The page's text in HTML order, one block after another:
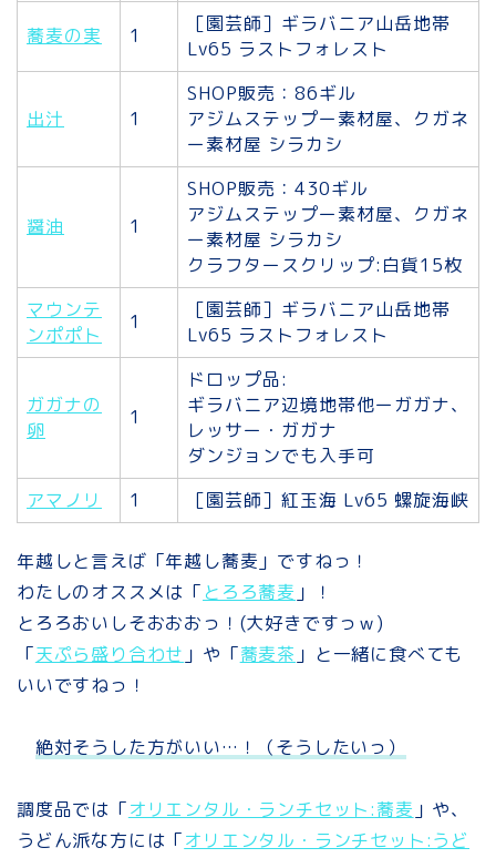
蕎麦の実 1
［園芸師］ギラバニア山岳地帯
Lv65 ラストフォレスト
出汁 1
SHOP販売：86ギル
アジムステップー素材屋、クガネ
ー素材屋 シラカシ
醤油 1
SHOP販売：430ギル
アジムステップー素材屋、クガネ
ー素材屋 シラカシ
クラフタースクリップ:白貨15枚
マウンテ
ンポポト
1
［園芸師］ギラバニア山岳地帯
Lv65 ラストフォレスト
ガガナの
卵
1
ドロップ品:
ギラバニア辺境地帯他ーガガナ、
レッサー・ガガナ
ダンジョンでも入手可
アマノリ
1 ［園芸師］紅玉海 Lv65 螺旋海峡
年越しと言えば「年越し蕎麦」ですねっ！
わたしのオススメは「とろろ蕎麦 」！
とろろおいしそおおおっ！(大好きですっｗ)
「天ぷら盛り合わせ 」や「蕎麦茶 」と一緒に食べても
いいですねっ！
絶対そうした方がいい…！（そうしたいっ）
調度品では「オリエンタル・ランチセット:蕎麦 」や、
うどん派な方には「オリエンタル・ランチセット:うど